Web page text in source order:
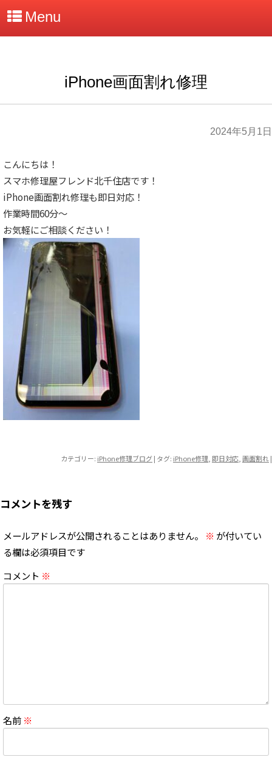
Menu
iPhone画面割れ修理
2024年5月1日
こんにちは！
スマホ修理屋フレンド北千住店です！
iPhone画面割れ修理も即日対応！
作業時間60分～
お気軽にご相談ください！
カテゴリー: iPhone修理ブログ| タグ: iPhone修理 即日対応 画面割れ|
コメントを残す
メールアドレスが公開されることはありません。 ※ が付いてい
る欄は必須項目です
コメント ※
名前 ※